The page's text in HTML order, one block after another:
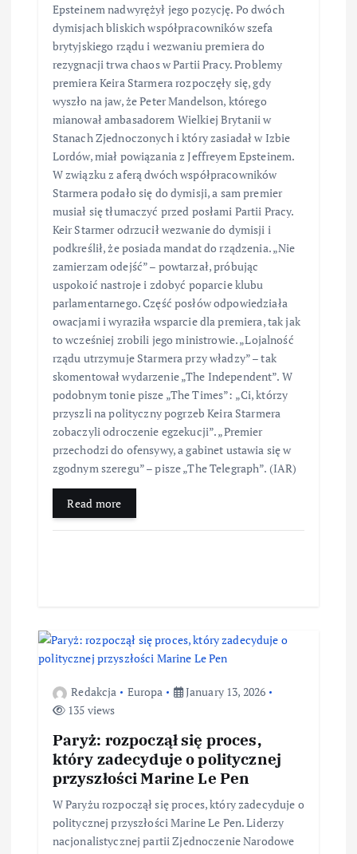
Epsteinem nadwyrężył jego pozycję. Po dwóch
dymisjach bliskich współpracowników szefa
brytyjskiego rządu i wezwaniu premiera do
rezygnacji trwa chaos w Partii Pracy. Problemy
premiera Keira Starmera rozpoczęły się, gdy
wyszło na jaw, że Peter Mandelson, którego
mianował ambasadorem Wielkiej Brytanii w
Stanach Zjednoczonych i który zasiadał w Izbie
Lordów, miał powiązania z Jeffreyem Epsteinem.
W związku z aferą dwóch współpracowników
Starmera podało się do dymisji, a sam premier
musiał się tłumaczyć przed posłami Partii Pracy.
Keir Starmer odrzucił wezwanie do dymisji i
podkreślił, że posiada mandat do rządzenia. „Nie
zamierzam odejść” – powtarzał, próbując
uspokoić nastroje i zdobyć poparcie klubu
parlamentarnego. Część posłów odpowiedziała
owacjami i wyraziła wsparcie dla premiera, tak jak
to wcześniej zrobili jego ministrowie. „Lojalność
rządu utrzymuje Starmera przy władzy” – tak
skomentował wydarzenie „The Independent”. W
podobnym tonie pisze „The Times”: „Ci, którzy
przyszli na polityczny pogrzeb Keira Starmera
zobaczyli odroczenie egzekucji”. „Premier
przechodzi do ofensywy, a gabinet ustawia się w
zgodnym szeregu” – pisze „The Telegraph”. (IAR)
Read more
Redakcja Europa
January 13, 2026
135 views
Paryż: rozpoczął się proces,
który zadecyduje o politycznej
przyszłości Marine Le Pen
W Paryżu rozpoczął się proces, który zadecyduje o
politycznej przyszłości Marine Le Pen. Liderzy
nacjonalistycznej partii Zjednoczenie Narodowe